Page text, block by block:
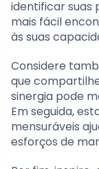
identificar suas
mais fácil
às suas
Considere
que
sinergia pode
Em seguida,
mensuráveis
esforços de